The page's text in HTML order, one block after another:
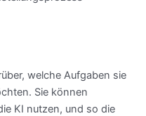
welche Aufgaben sie
Sie können
KI nutzen, und so die